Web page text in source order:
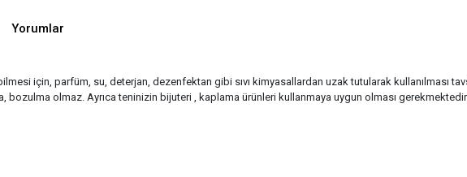
Yorumlar
için, parfüm, su, deterjan, dezenfektan gibi sıvı kimyasallardan uzak tutularak kullanılması
olmaz. Ayrıca teninizin bijuteri , kaplama ürünleri kullanmaya uygun olması gerekmektedir.